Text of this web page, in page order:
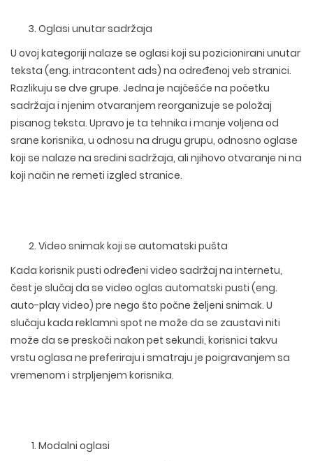
Oglasi unutar sadržaja
U ovoj kategoriji nalaze se oglasi koji su pozicionirani unutar
teksta (eng. intracontent ads) na određenoj veb stranici.
Razlikuju se dve grupe. Jedna je najčešće na početku
sadržaja i njenim otvaranjem reorganizuje se položaj
pisanog teksta. Upravo je ta tehnika i manje voljena od
srane korisnika, u odnosu na drugu grupu, odnosno oglase
koji se nalaze na sredini sadržaja, ali njihovo otvaranje ni na
koji način ne remeti izgled stranice.
Video snimak koji se automatski pušta
Kada korisnik pusti određeni video sadržaj na internetu,
čest je slučaj da se video oglas automatski pusti (eng.
auto-play video) pre nego što počne željeni snimak. U
slučaju kada reklamni spot ne može da se zaustavi niti
može da se preskoči nakon pet sekundi, korisnici takvu
vrstu oglasa ne preferiraju i smatraju je poigravanjem sa
vremenom i strpljenjem korisnika.
Modalni oglasi